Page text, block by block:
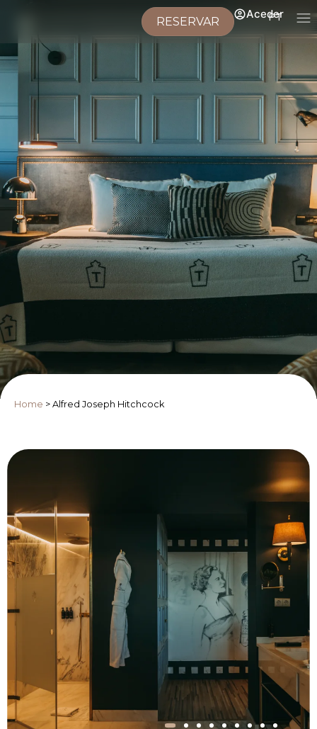
PT
Aceder
RESERVAR
Home > Alfred Joseph Hitchcock